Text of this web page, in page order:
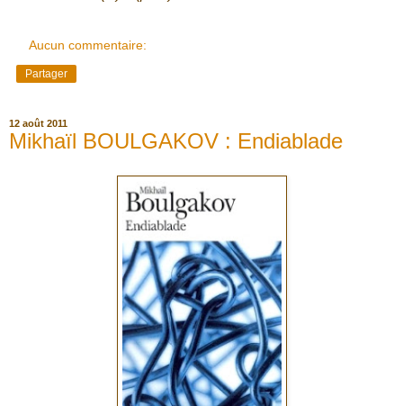
Aucun commentaire:
Partager
12 août 2011
Mikhaïl BOULGAKOV : Endiablade